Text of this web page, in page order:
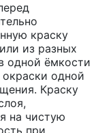
краску
из разных
одной ёмкости
одной
Краску
на чистую